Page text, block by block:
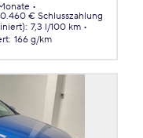
€ Schlusszahlung
: 7,3 l/100 km
: 166 g/km